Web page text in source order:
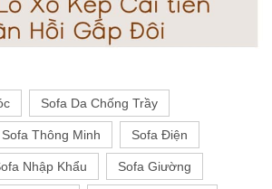
Sofa Da Chống Trầy
Sofa Thông Minh Sofa Điện
Nhập Khẩu Sofa Giường